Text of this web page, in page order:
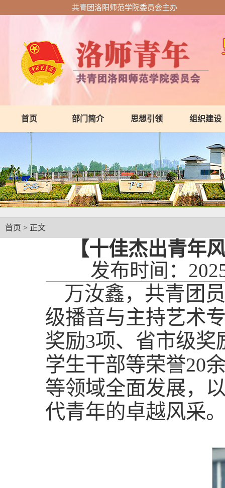
共青团洛阳师范学院委员会主办
首页 部门简介 思想引领 组织建设
首页 > 正文
【十佳杰出青
发布时间：
万汝鑫，共青团
级播音与主持艺术
奖励3项、省市级
学生干部等荣誉20
等领域全面发展，
代青年的卓越风采